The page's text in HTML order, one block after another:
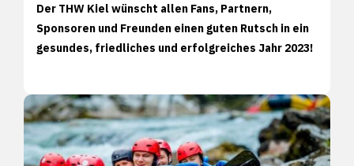
Der THW Kiel wünscht allen Fans, Partnern,
Sponsoren und Freunden einen guten Rutsch in ein
gesundes, friedliches und erfolgreiches Jahr 2023!